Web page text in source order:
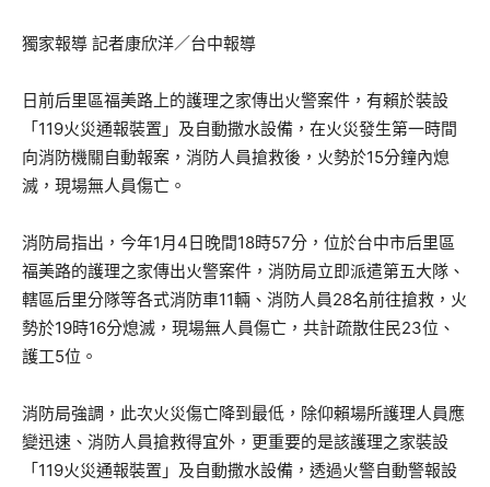
獨家報導 記者康欣洋／台中報導
日前后里區福美路上的護理之家傳出火警案件，有賴於裝設
「119火災通報裝置」及自動撒水設備，在火災發生第一時間
向消防機關自動報案，消防人員搶救後，火勢於15分鐘內熄
滅，現場無人員傷亡。
消防局指出，今年1月4日晚間18時57分，位於台中市后里區
福美路的護理之家傳出火警案件，消防局立即派遣第五大隊、
轄區后里分隊等各式消防車11輛、消防人員28名前往搶救，火
勢於19時16分熄滅，現場無人員傷亡，共計疏散住民23位、
護工5位。
消防局強調，此次火災傷亡降到最低，除仰賴場所護理人員應
變迅速、消防人員搶救得宜外，更重要的是該護理之家裝設
「119火災通報裝置」及自動撒水設備，透過火警自動警報設